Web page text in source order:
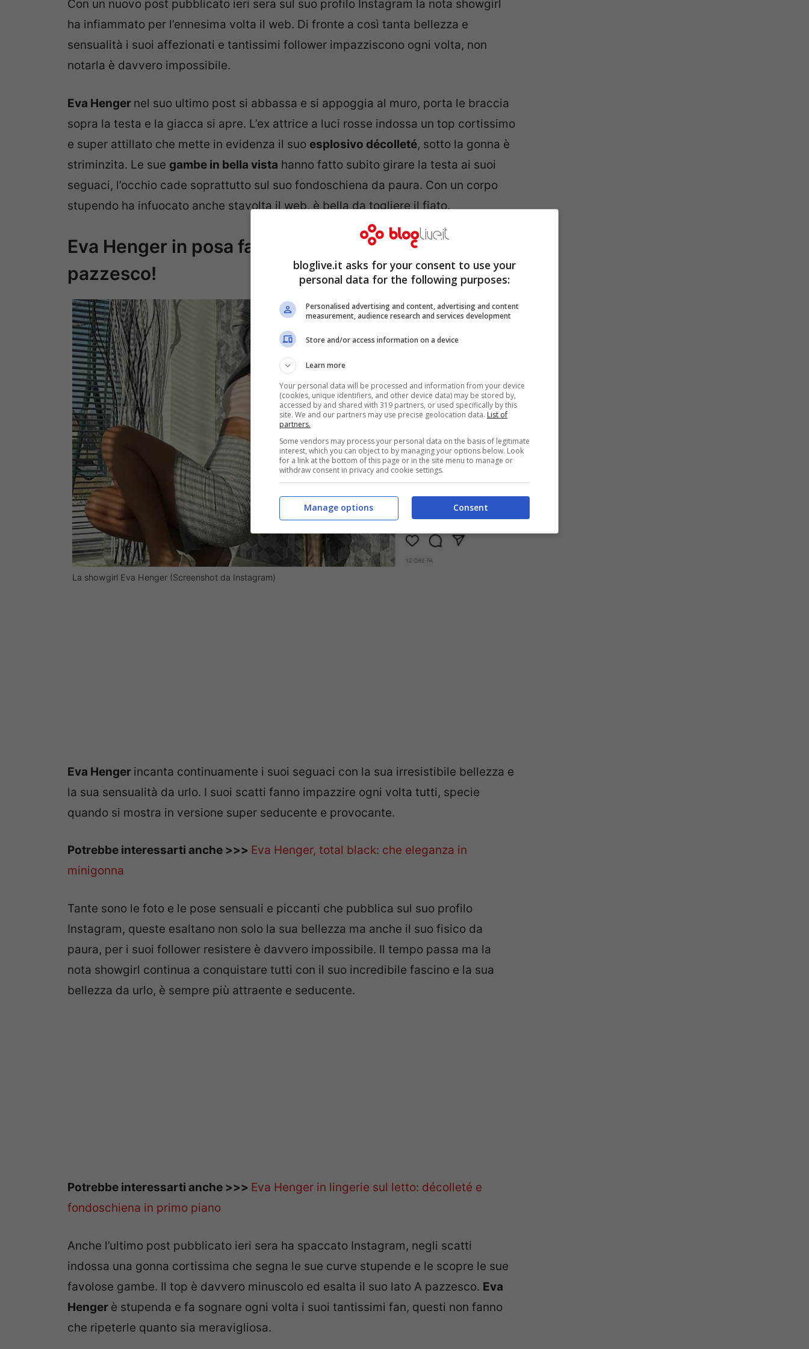
Con un nuovo post pubblicato ieri sera sul suo profilo Instagram la nota showgirl
ha infiammato per l’ennesima volta il web. Di fronte a così tanta bellezza e
sensualità i suoi affezionati e tantissimi follower impazziscono ogni volta, non
notarla è davvero impossibile.
Eva Henger nel suo ultimo post si abbassa e si appoggia al muro, porta le braccia
sopra la testa e la giacca si apre. L’ex attrice a luci rosse indossa un top cortissimo
e super attillato che mette in evidenza il suo esplosivo décolleté, sotto la gonna è
striminzita. Le sue gambe in bella vista hanno fatto subito girare la testa ai suoi
seguaci, l’occhio cade soprattutto sul suo fondoschiena da paura. Con un corpo
stupendo ha infuocato anche stavolta il web, è bella da togliere il fiato.
Eva Henger in posa fa sognare, che corpo
pazzesco!
La showgirl Eva Henger (Screenshot da Instagram)
Eva Henger incanta continuamente i suoi seguaci con la sua irresistibile bellezza e
la sua sensualità da urlo. I suoi scatti fanno impazzire ogni volta tutti, specie
quando si mostra in versione super seducente e provocante.
Potrebbe interessarti anche >>> Eva Henger, total black: che eleganza in
minigonna
Tante sono le foto e le pose sensuali e piccanti che pubblica sul suo profilo
Instagram, queste esaltano non solo la sua bellezza ma anche il suo fisico da
paura, per i suoi follower resistere è davvero impossibile. Il tempo passa ma la
nota showgirl continua a conquistare tutti con il suo incredibile fascino e la sua
bellezza da urlo, è sempre più attraente e seducente.
Potrebbe interessarti anche >>> Eva Henger in lingerie sul letto: décolleté e
fondoschiena in primo piano
Anche l’ultimo post pubblicato ieri sera ha spaccato Instagram, negli scatti
indossa una gonna cortissima che segna le sue curve stupende e le scopre le sue
favolose gambe. Il top è davvero minuscolo ed esalta il suo lato A pazzesco. Eva
Henger è stupenda e fa sognare ogni volta i suoi tantissimi fan, questi non fanno
che ripeterle quanto sia meravigliosa.
bloglive.it asks for your consent to use your
personal data for the following purposes:
Personalised advertising and content, advertising and content
measurement, audience research and services development
Store and/or access information on a device
Learn more
Your personal data will be processed and information from your device
(cookies, unique identifiers, and other device data) may be stored by,
accessed by and shared with 319 partners, or used specifically by this
site. We and our partners may use precise geolocation data. List of
partners.
Some vendors may process your personal data on the basis of legitimate
interest, which you can object to by managing your options below. Look
for a link at the bottom of this page or in the site menu to manage or
withdraw consent in privacy and cookie settings.
Consent
Manage options